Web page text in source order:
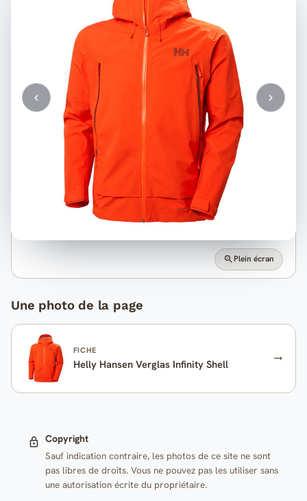
Plein écran
Une photo de la page
FICHE
Helly Hansen Verglas Infinity Shell
Copyright
Sauf indication contraire, les photos de ce site ne sont
pas libres de droits. Vous ne pouvez pas les utiliser sans
une autorisation écrite du propriétaire.